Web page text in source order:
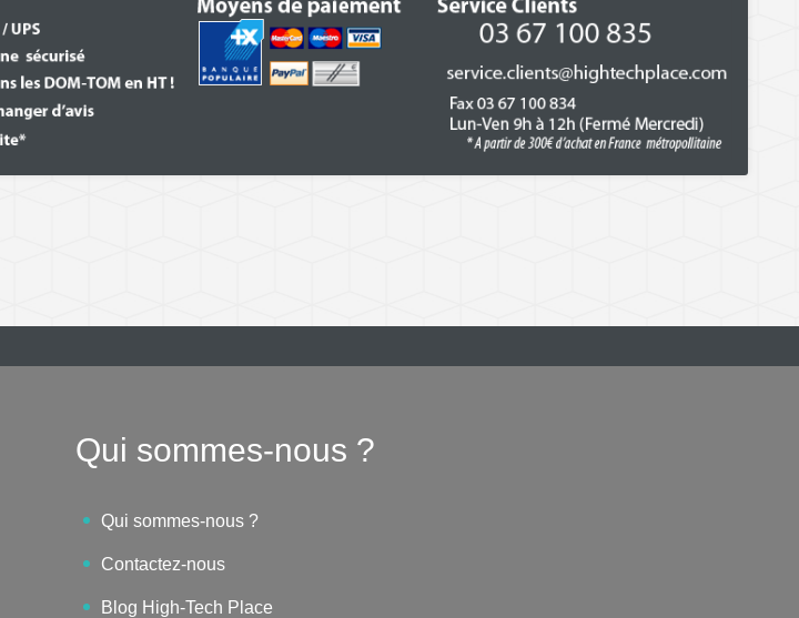
Qui sommes-nous ?
Qui sommes-nous ?
Contactez-nous
Blog High-Tech Place